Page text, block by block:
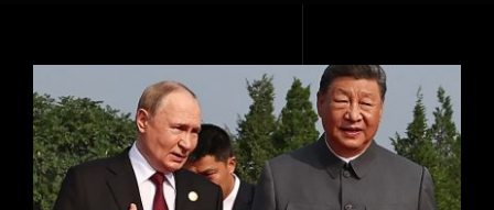
l'image
agrandie